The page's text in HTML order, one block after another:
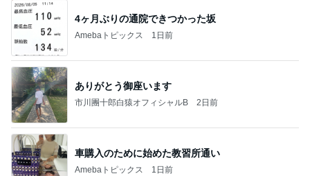
4ヶ月ぶりの通院できつかった坂
Amebaトピックス 1日前
ありがとう御座います
市川團十郎白猿オフィシャルB 2日前
車購入のために始めた教習所通い
Amebaトピックス 1日前